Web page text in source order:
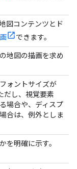
図コンテンツとド
できます。
地図の描画を求め
ォントサイズが
だし、視覚要素
場合や、ディスプ
合は、例外としま
を明確に示す。